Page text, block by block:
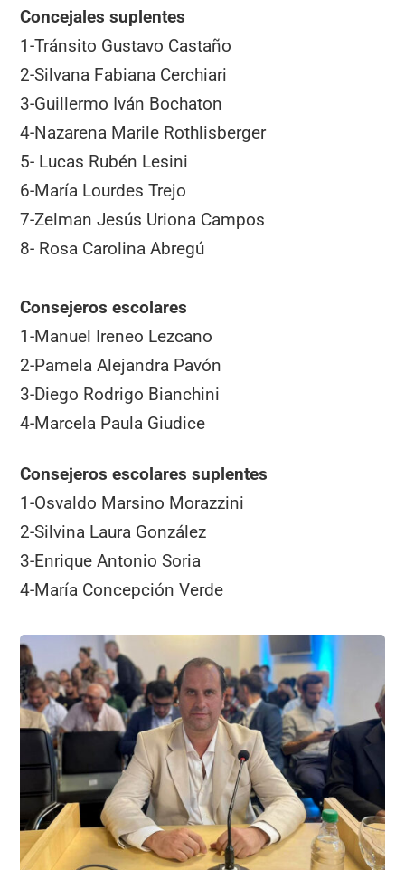
Concejales suplentes
1-Tránsito Gustavo Castaño
2-Silvana Fabiana Cerchiari
3-Guillermo Iván Bochaton
4-Nazarena Marile Rothlisberger
5- Lucas Rubén Lesini
6-María Lourdes Trejo
7-Zelman Jesús Uriona Campos
8- Rosa Carolina Abregú
Consejeros escolares
1-Manuel Ireneo Lezcano
2-Pamela Alejandra Pavón
3-Diego Rodrigo Bianchini
4-Marcela Paula Giudice
Consejeros escolares suplentes
1-Osvaldo Marsino Morazzini
2-Silvina Laura González
3-Enrique Antonio Soria
4-María Concepción Verde